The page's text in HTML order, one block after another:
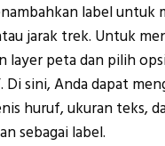
label untuk
jarak trek. Untuk
layer peta dan pilih
Di sini, Anda dapat
huruf, ukuran teks,
sebagai label.